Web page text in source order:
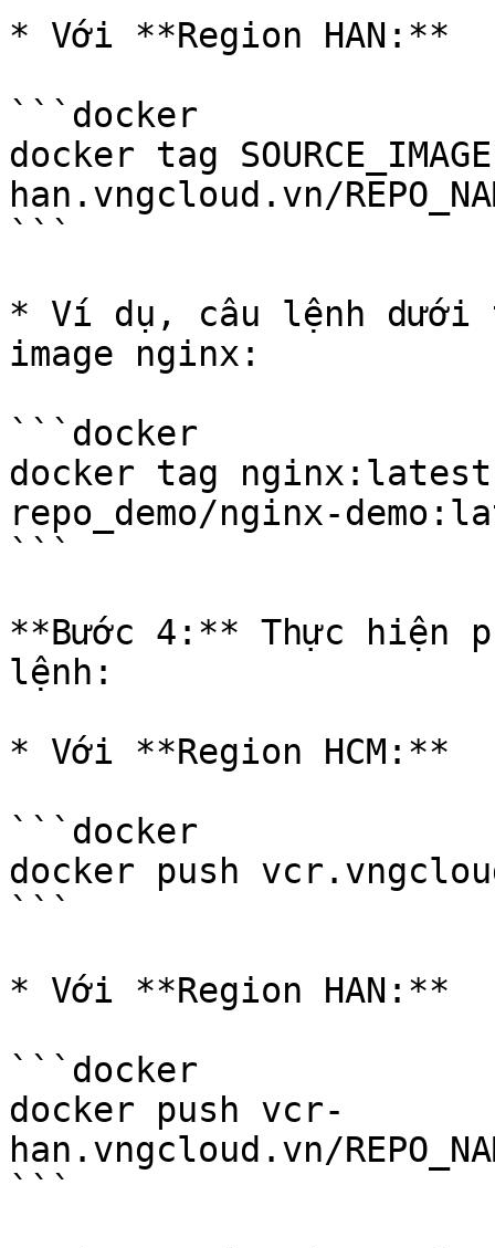
* Với **Region HAN:**
```docker
docker tag
han.vngcloud.vn/
```
* Ví dụ, câu lệnh dưới
image nginx:
```docker
docker tag nginx:latest
repo_demo/nginx-
```
**Bước 4:** Thực hiện
lệnh:
* Với **Region HCM:**
```docker
docker push
```
* Với **Region HAN:**
```docker
docker push vcr-
han.vngcloud.vn/
```